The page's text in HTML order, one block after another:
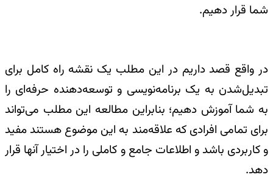
شما قرار دهیم.
در واقع قصد داریم در این مطلب یک نقشه راه کامل برای
تبدیل‌شدن به یک برنامه‌نویسی و توسعه‌دهنده حرفه‌ای را
به شما آموزش دهیم؛ بنابراین مطالعه این مطلب می‌تواند
برای تمامی افرادی که علاقه‌مند به این موضوع هستند مفید
و کاربردی باشد و اطلاعات جامع و کاملی را در اختیار آنها قرار
دهد.